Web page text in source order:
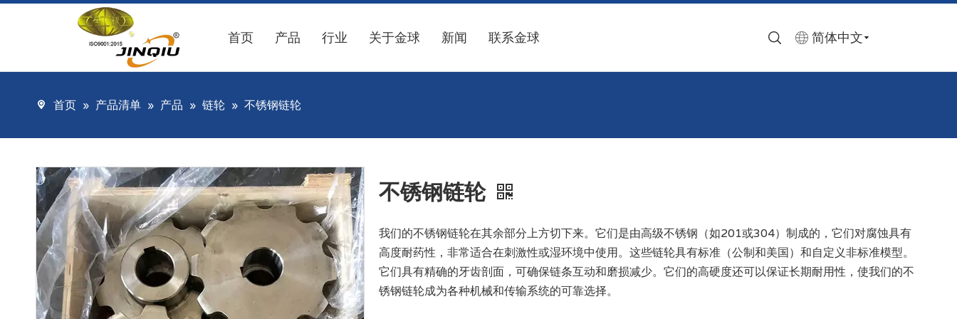
首页 产品 行业 关于金球 新闻 联系金球 简体中文
首页 » 产品清单 » 产品 » 链轮 » 不锈钢链轮
不锈钢链轮
我们的不锈钢链轮在其余部分上方切下来。它们是由高级不锈钢（如201或304）制成的，它们对腐蚀具有
高度耐药性，非常适合在刺激性或湿环境中使用。这些链轮具有标准（公制和美国）和自定义非标准模型。
它们具有精确的牙齿剖面，可确保链条互动和磨损减少。它们的高硬度还可以保证长期耐用性，使我们的不
锈钢链轮成为各种机械和传输系统的可靠选择。